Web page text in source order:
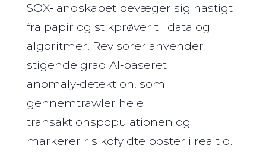
SOX‑landskabet bevæger sig hastigt
fra papir og stikprøver til data og
algoritmer. Revisorer anvender i
stigende grad AI‑baseret
anomaly‑detektion, som
gennemtrawler hele
transaktionspopulationen og
markerer risikofyldte poster i realtid.